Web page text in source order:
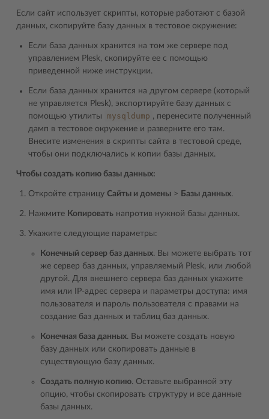
Если сайт использует скрипты, которые работают с базой
данных, скопируйте базу данных в тестовое окружение:
Если база данных хранится на том же сервере под
управлением Plesk, скопируйте ее с помощью
приведенной ниже инструкции.
Если база данных хранится на другом сервере (который
не управляется Plesk), экспортируйте базу данных с
помощью утилиты
mysqldump , перенесите полученный
дамп в тестовое окружение и разверните его там.
Внесите изменения в скрипты сайта в тестовой среде,
чтобы они подключались к копии базы данных.
Чтобы создать копию базы данных:
Откройте страницу Сайты и домены > Базы данных.
Нажмите Копировать напротив нужной базы данных.
Укажите следующие параметры:
Конечный сервер баз данных. Вы можете выбрать тот
же сервер баз данных, управляемый Plesk, или любой
другой. Для внешнего сервера баз данных укажите
имя или IP-адрес сервера и параметры доступа: имя
пользователя и пароль пользователя с правами на
создание баз данных и таблиц баз данных.
Конечная база данных. Вы можете создать новую
базу данных или скопировать данные в
существующую базу данных.
Создать полную копию. Оставьте выбранной эту
опцию, чтобы скопировать структуру и все данные
базы данных.